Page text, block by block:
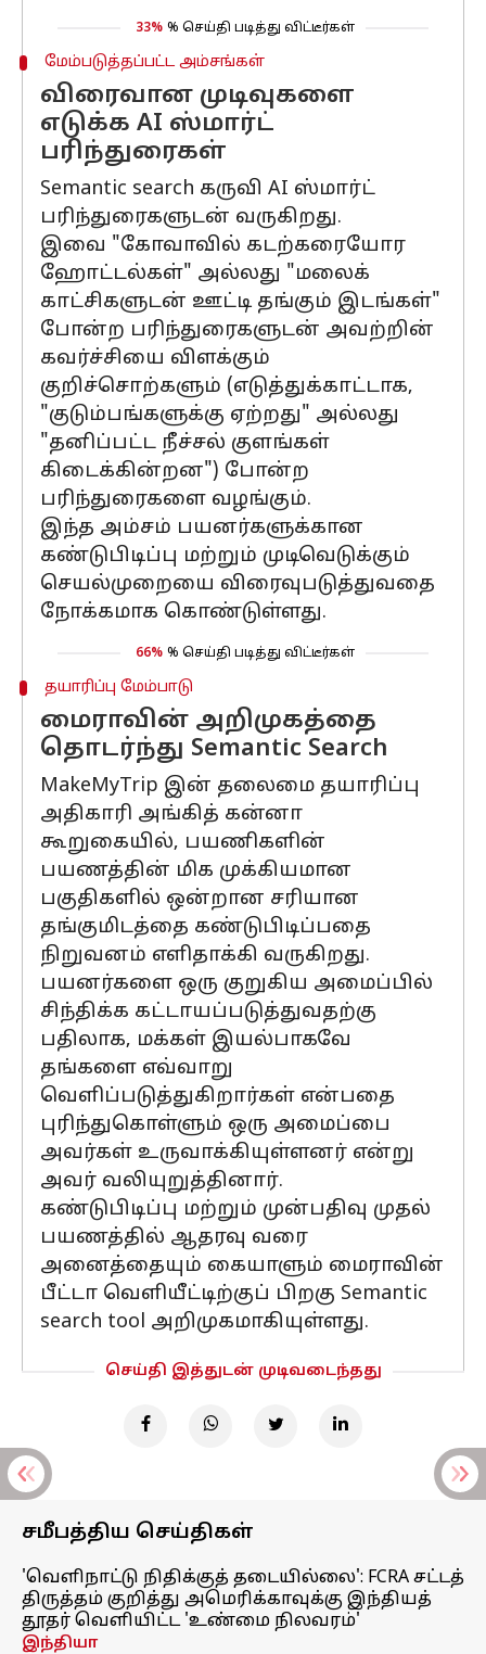
33% % செய்தி படித்து விட்டீர்கள்
மேம்படுத்தப்பட்ட அம்சங்கள்
விரைவான முடிவுகளை
எடுக்க AI ஸ்மார்ட்
பரிந்துரைகள்
Semantic search கருவி AI ஸ்மார்ட்
பரிந்துரைகளுடன் வருகிறது.
இவை "கோவாவில் கடற்கரையோர
ஹோட்டல்கள்" அல்லது "மலைக்
காட்சிகளுடன் ஊட்டி தங்கும் இடங்கள்"
போன்ற பரிந்துரைகளுடன் அவற்றின்
கவர்ச்சியை விளக்கும்
குறிச்சொற்களும் (எடுத்துக்காட்டாக,
"குடும்பங்களுக்கு ஏற்றது" அல்லது
"தனிப்பட்ட நீச்சல் குளங்கள்
கிடைக்கின்றன") போன்ற
பரிந்துரைகளை வழங்கும்.
இந்த அம்சம் பயனர்களுக்கான
கண்டுபிடிப்பு மற்றும் முடிவெடுக்கும்
செயல்முறையை விரைவுபடுத்துவதை
நோக்கமாக கொண்டுள்ளது.
66% % செய்தி படித்து விட்டீர்கள்
தயாரிப்பு மேம்பாடு
மைராவின் அறிமுகத்தை
தொடர்ந்து Semantic Search
MakeMyTrip இன் தலைமை தயாரிப்பு
அதிகாரி அங்கித் கன்னா
கூறுகையில், பயணிகளின்
பயணத்தின் மிக முக்கியமான
பகுதிகளில் ஒன்றான சரியான
தங்குமிடத்தை கண்டுபிடிப்பதை
நிறுவனம் எளிதாக்கி வருகிறது.
பயனர்களை ஒரு குறுகிய அமைப்பில்
சிந்திக்க கட்டாயப்படுத்துவதற்கு
பதிலாக, மக்கள் இயல்பாகவே
தங்களை எவ்வாறு
வெளிப்படுத்துகிறார்கள் என்பதை
புரிந்துகொள்ளும் ஒரு அமைப்பை
அவர்கள் உருவாக்கியுள்ளனர் என்று
அவர் வலியுறுத்தினார்.
கண்டுபிடிப்பு மற்றும் முன்பதிவு முதல்
பயணத்தில் ஆதரவு வரை
அனைத்தையும் கையாளும் மைராவின்
பீட்டா வெளியீட்டிற்குப் பிறகு Semantic
search tool அறிமுகமாகியுள்ளது.
செய்தி இத்துடன் முடிவடைந்தது
சமீபத்திய செய்திகள்
'வெளிநாட்டு நிதிக்குத் தடையில்லை': FCRA சட்டத்
திருத்தம் குறித்து அமெரிக்காவுக்கு இந்தியத்
தூதர் வெளியிட்ட 'உண்மை நிலவரம்'
இந்தியா